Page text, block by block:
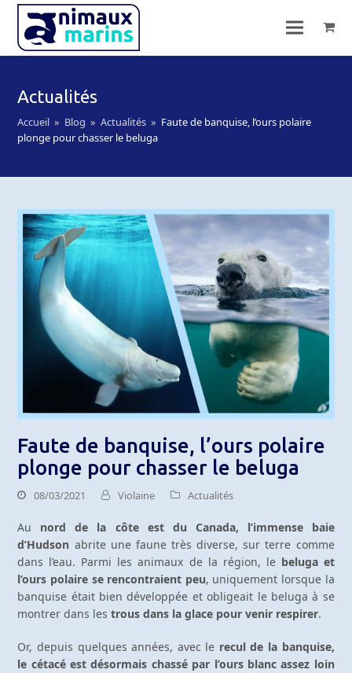
Actualités
Accueil » Blog » Actualités » Faute de banquise, l’ours polaire
plonge pour chasser le beluga
Faute de banquise, l’ours polaire
plonge pour chasser le beluga
08/03/2021 Violaine Actualités
Au nord de la côte est du Canada, l’immense baie
d’Hudson abrite une faune très diverse, sur terre comme
dans l’eau. Parmi les animaux de la région, le beluga et
l’ours polaire se rencontraient peu, uniquement lorsque la
banquise était bien développée et obligeait le beluga à se
montrer dans lestrous dans la glace pour venir respirer.
Or, depuis quelques années, avec le recul de la banquise,
le cétacé est désormais chassé par l’ours blanc assez loin